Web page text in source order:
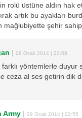
rolü üstüne aldın hak
artık bu ayakları
şehir sahip
| 29 Ocak 2014 | 22:58
yöntemlerle duyur
ceza al ses getirin dik
Army | 29 Ocak 2014 | 22:55